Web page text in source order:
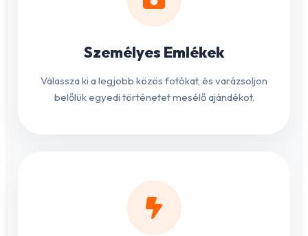
Személyes Emlékek
Válassza ki a legjobb közös fotókat, és varázsoljon
belőlük egyedi történetet mesélő ajándékot.